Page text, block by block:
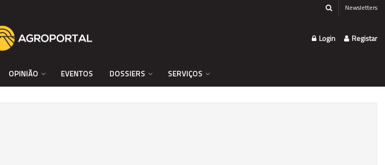
Newsletters
Login Registar
OPINIÃO EVENTOS DOSSIERS SERVIÇOS